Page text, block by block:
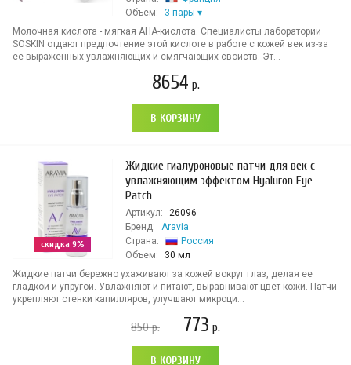
Объем:
3 пары
Молочная кислота - мягкая AHA-кислота. Специалисты лаборатории
SOSKIN отдают предпочтение этой кислоте в работе с кожей век из-за
ее выраженных увлажняющих и смягчающих свойств. Эт...
8654 р.
В КОРЗИНУ
скидка 9%
Жидкие гиалуроновые патчи для век с
увлажняющим эффектом Hyaluron Eye
Patch
Артикул:
26096
Бренд:
Aravia
Страна:
Россия
Объем:
30 мл
Жидкие патчи бережно ухаживают за кожей вокруг глаз, делая ее
гладкой и упругой. Увлажняют и питают, выравнивают цвет кожи. Патчи
укрепляют стенки капилляров, улучшают микроци...
850р. 773 р.
В КОРЗИНУ